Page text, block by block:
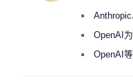
《人工智能
OpenAI
2000美元一
OpenAI